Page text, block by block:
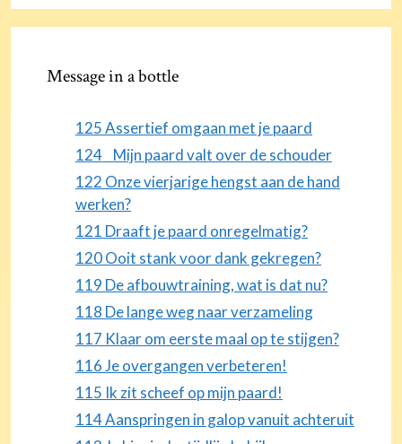
Message in a bottle
125 Assertief omgaan met je paard
124 Mijn paard valt over de schouder
122 Onze vierjarige hengst aan de hand
werken?
121 Draaft je paard onregelmatig?
120 Ooit stank voor dank gekregen?
119 De afbouwtraining, wat is dat nu?
118 De lange weg naar verzameling
117 Klaar om eerste maal op te stijgen?
116 Je overgangen verbeteren!
115 Ik zit scheef op mijn paard!
114 Aanspringen in galop vanuit achteruit